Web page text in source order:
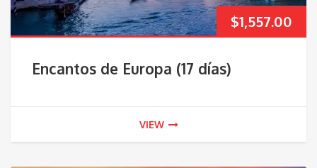
$1,557.00
Encantos de Europa (17 días)
VIEW